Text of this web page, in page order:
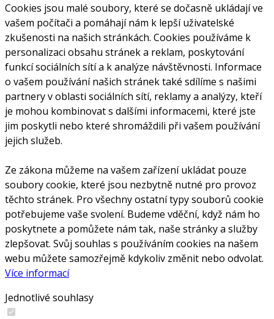
Cookies jsou malé soubory, které se dočasně ukládají ve
vašem počítači a pomáhají nám k lepší uživatelské
zkušenosti na našich stránkách. Cookies používáme k
personalizaci obsahu stránek a reklam, poskytování
funkcí sociálních sítí a k analýze návštěvnosti. Informace
o vašem používání našich stránek také sdílíme s našimi
partnery v oblasti sociálních sítí, reklamy a analýzy, kteří
je mohou kombinovat s dalšími informacemi, které jste
jim poskytli nebo které shromáždili při vašem používání
jejich služeb.
Ze zákona můžeme na vašem zařízení ukládat pouze
soubory cookie, které jsou nezbytně nutné pro provoz
těchto stránek. Pro všechny ostatní typy souborů cookie
potřebujeme vaše svolení. Budeme vděční, když nám ho
poskytnete a pomůžete nám tak, naše stránky a služby
zlepšovat. Svůj souhlas s používáním cookies na našem
webu můžete samozřejmě kdykoliv změnit nebo odvolat.
Více informací
Jednotlivé souhlasy